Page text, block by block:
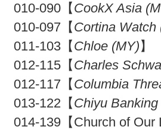
010-090【CookX Asia
010-097【Cortina Watch
011-103【Chloe (MY)】
012-115【Charles
012-117【Columbia
013-122【Chiyu
014-139【Church of